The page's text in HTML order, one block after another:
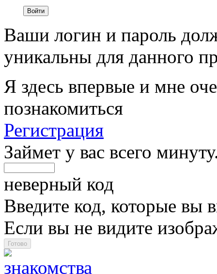
Войти
Ваши логин и пароль
уникальны для данного
Я здесь впервые и мне
познакомиться
Регистрация
Займет у вас всего
неверный код
Введите код, которые вы
Если вы не видите